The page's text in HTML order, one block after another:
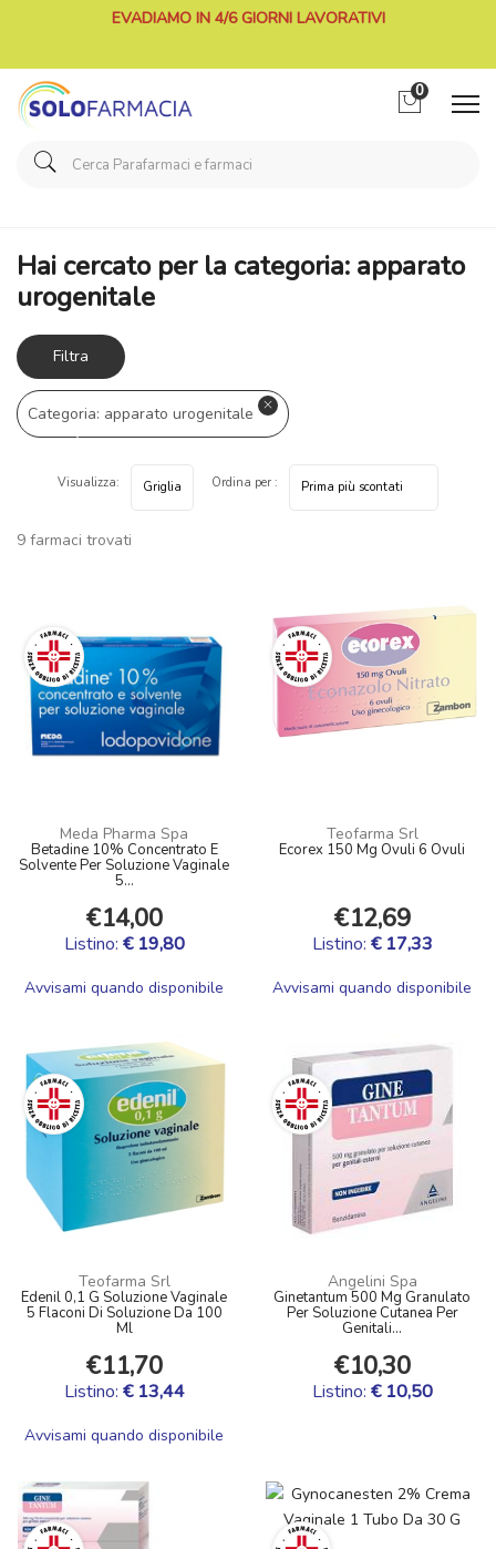
EVADIAMO IN 4/6 GIORNI LAVORATIVI
0
Home Categorie Farmaci apparato urogenitale
Hai cercato per la categoria: apparato
urogenitale
Filtra
Categoria: apparato urogenitale
9 farmaci trovati
Visualizza: Ordina per :
Meda Pharma Spa
Betadine 10% Concentrato E
Solvente Per Soluzione Vaginale
5...
€14,00
Listino: € 19,80
Avvisami quando disponibile
Teofarma Srl
Ecorex 150 Mg Ovuli 6 Ovuli
€12,69
Listino: € 17,33
Avvisami quando disponibile
Teofarma Srl
Edenil 0,1 G Soluzione Vaginale
5 Flaconi Di Soluzione Da 100
Ml
€11,70
Listino: € 13,44
Avvisami quando disponibile
Angelini Spa
Ginetantum 500 Mg Granulato
Per Soluzione Cutanea Per
Genitali...
€10,30
Listino: € 10,50